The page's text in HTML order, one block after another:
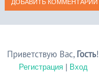
Приветствую Вас, Гость!
Регистрация| Вход